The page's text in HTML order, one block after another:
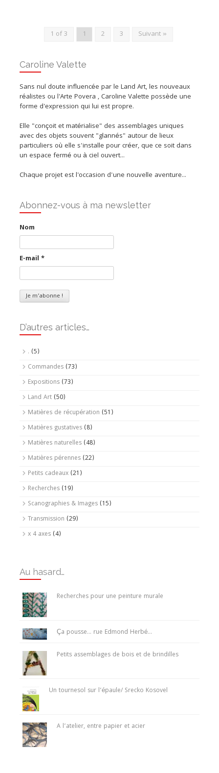
1 of 3 1 2 3 Suivant »
Caroline Valette
Sans nul doute influencée par le Land Art, les nouveaux
réalistes ou l'Arte Povera , Caroline Valette possède une
forme d'expression qui lui est propre.
Elle "conçoit et matérialise" des assemblages uniques
avec des objets souvent "glannés" autour de lieux
particuliers où elle s'installe pour créer, que ce soit dans
un espace fermé ou à ciel ouvert...
Chaque projet est l'occasion d'une nouvelle aventure...
Abonnez-vous à ma newsletter
Nom
E-mail *
D’autres articles…
. (5)
Commandes (73)
Expositions (73)
Land Art (50)
Matières de récupération (51)
Matières gustatives (8)
Matières naturelles (48)
Matières pérennes (22)
Petits cadeaux (21)
Recherches (19)
Scanographies & Images (15)
Transmission (29)
x 4 axes (4)
Au hasard…
Recherches pour une peinture murale
Ça pousse… rue Edmond Herbé…
Petits assemblages de bois et de brindilles
Un tournesol sur l’épaule/ Srecko Kosovel
A l’atelier, entre papier et acier